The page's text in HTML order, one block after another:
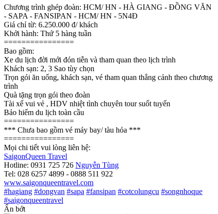
Chương trình ghép đoàn: HCM/ HN - HÀ GIANG - ĐỒNG VĂN
- SAPA - FANSIPAN - HCM/ HN - 5N4Đ
Giá chỉ từ: 6.250.000 đ/ khách
Khởi hành: Thứ 5 hàng tuần
================
Bao gồm:
Xe du lịch đời mới đón tiễn và tham quan theo lịch trình
Khách sạn: 2, 3 Sao tùy chọn
Trọn gói ăn uống, khách sạn, vé tham quan thắng cảnh theo chương
trình
Quà tặng trọn gói theo đoàn
Tài xế vui vẻ , HDV nhiệt tình chuyên tour suốt tuyến
Bảo hiểm du lịch toàn cầu
================
*** Chưa bao gồm vé máy bay/ tàu hỏa ***
================
Mọi chi tiết vui lòng liên hệ:
SaigonQueen Travel
Hotline: 0931 725 726 Nguyễn Tùng
Tel: 028 6257 4899 - 0888 511 922
www.saigonqueentravel.com
#hagiang #dongvan #sapa #fansipan #cotcolungcu #songnhoque
#saigonqueentravel
Ẩn bớt